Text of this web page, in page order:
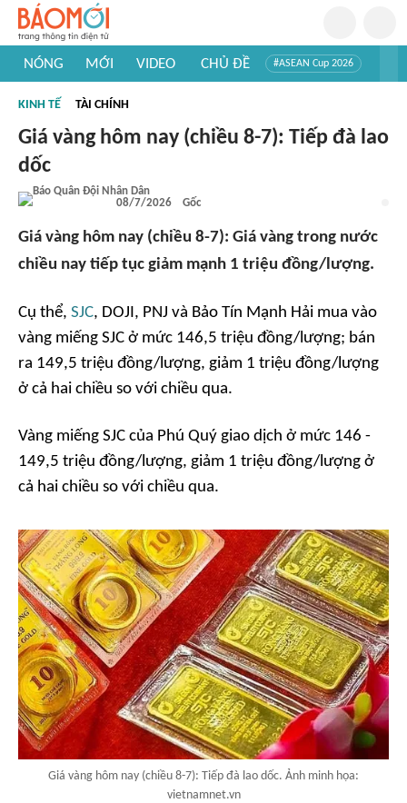
NÓNG MỚI VIDEO CHỦ ĐỀ #ASEAN Cup 2026
#Khám phá thế giới
KINH TẾ TÀI CHÍNH
Giá vàng hôm nay (chiều 8-7): Tiếp đà lao
dốc
08/7/2026 Gốc
Giá vàng hôm nay (chiều 8-7): Giá vàng trong nước
chiều nay tiếp tục giảm mạnh 1 triệu đồng/lượng.
Cụ thể, SJC, DOJI, PNJ và Bảo Tín Mạnh Hải mua vào
vàng miếng SJC ở mức 146,5 triệu đồng/lượng; bán
ra 149,5 triệu đồng/lượng, giảm 1 triệu đồng/lượng
ở cả hai chiều so với chiều qua.
Vàng miếng SJC của Phú Quý giao dịch ở mức 146 -
149,5 triệu đồng/lượng, giảm 1 triệu đồng/lượng ở
cả hai chiều so với chiều qua.
Giá vàng hôm nay (chiều 8-7): Tiếp đà lao dốc. Ảnh minh họa:
vietnamnet.vn